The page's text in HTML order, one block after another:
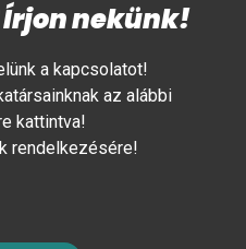
Írjon nekünk!
a kapcsolatot!
az alábbi
kattintva!
rendelkezésére!